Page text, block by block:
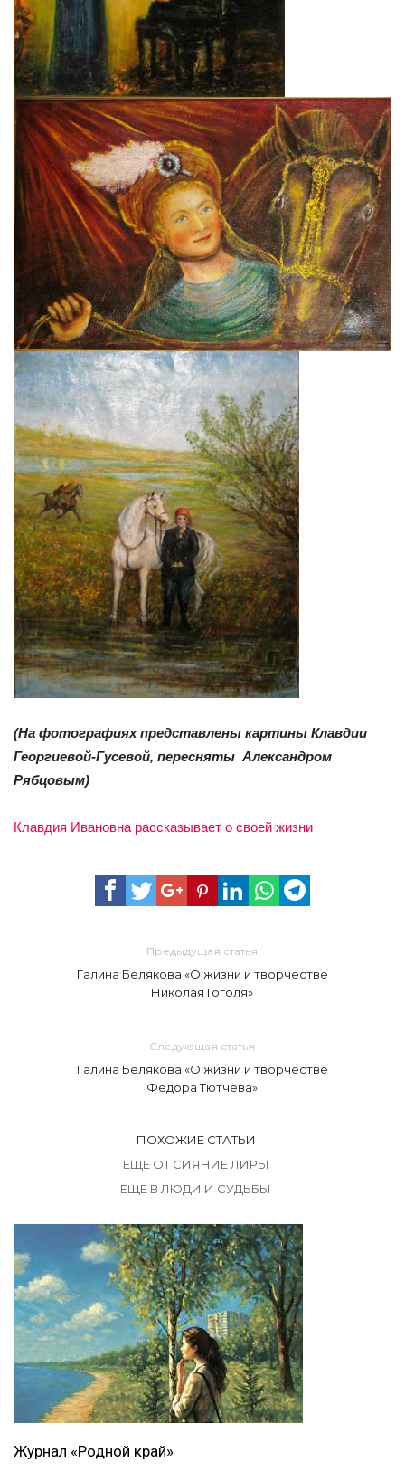
(На фотографиях представлены картины Клавдии
Георгиевой-Гусевой, пересняты Александром
Рябцовым)
Клавдия Ивановна рассказывает о своей жизни
Предыдущая статья
Галина Белякова «О жизни и творчестве
Николая Гоголя»
Следующая статья
Галина Белякова «О жизни и творчестве
Федора Тютчева»
ПОХОЖИЕ СТАТЬИ
ЕЩЕ ОТ СИЯНИЕ ЛИРЫ
ЕЩЕ В ЛЮДИ И СУДЬБЫ
Журнал «Родной край»